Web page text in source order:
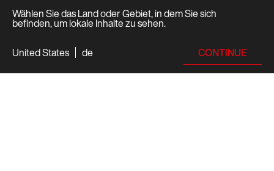
Wählen Sie das Land oder Gebiet, in dem Sie sich
befinden, um lokale Inhalte zu sehen.
United States
de CONTINUE